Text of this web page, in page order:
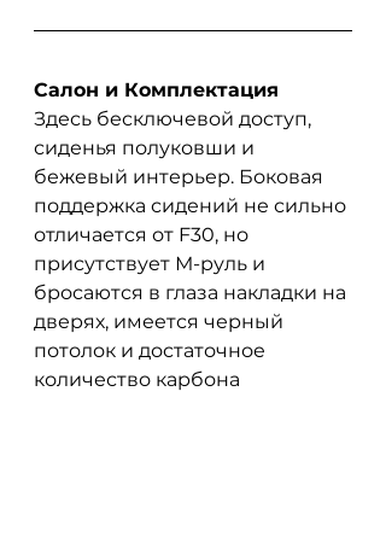
Салон и Комплектация
Здесь бесключевой доступ,
сиденья полуковши и
бежевый интерьер. Боковая
поддержка сидений не сильно
отличается от F30, но
присутствует М-руль и
бросаются в глаза накладки на
дверях, имеется черный
потолок и достаточное
количество карбона